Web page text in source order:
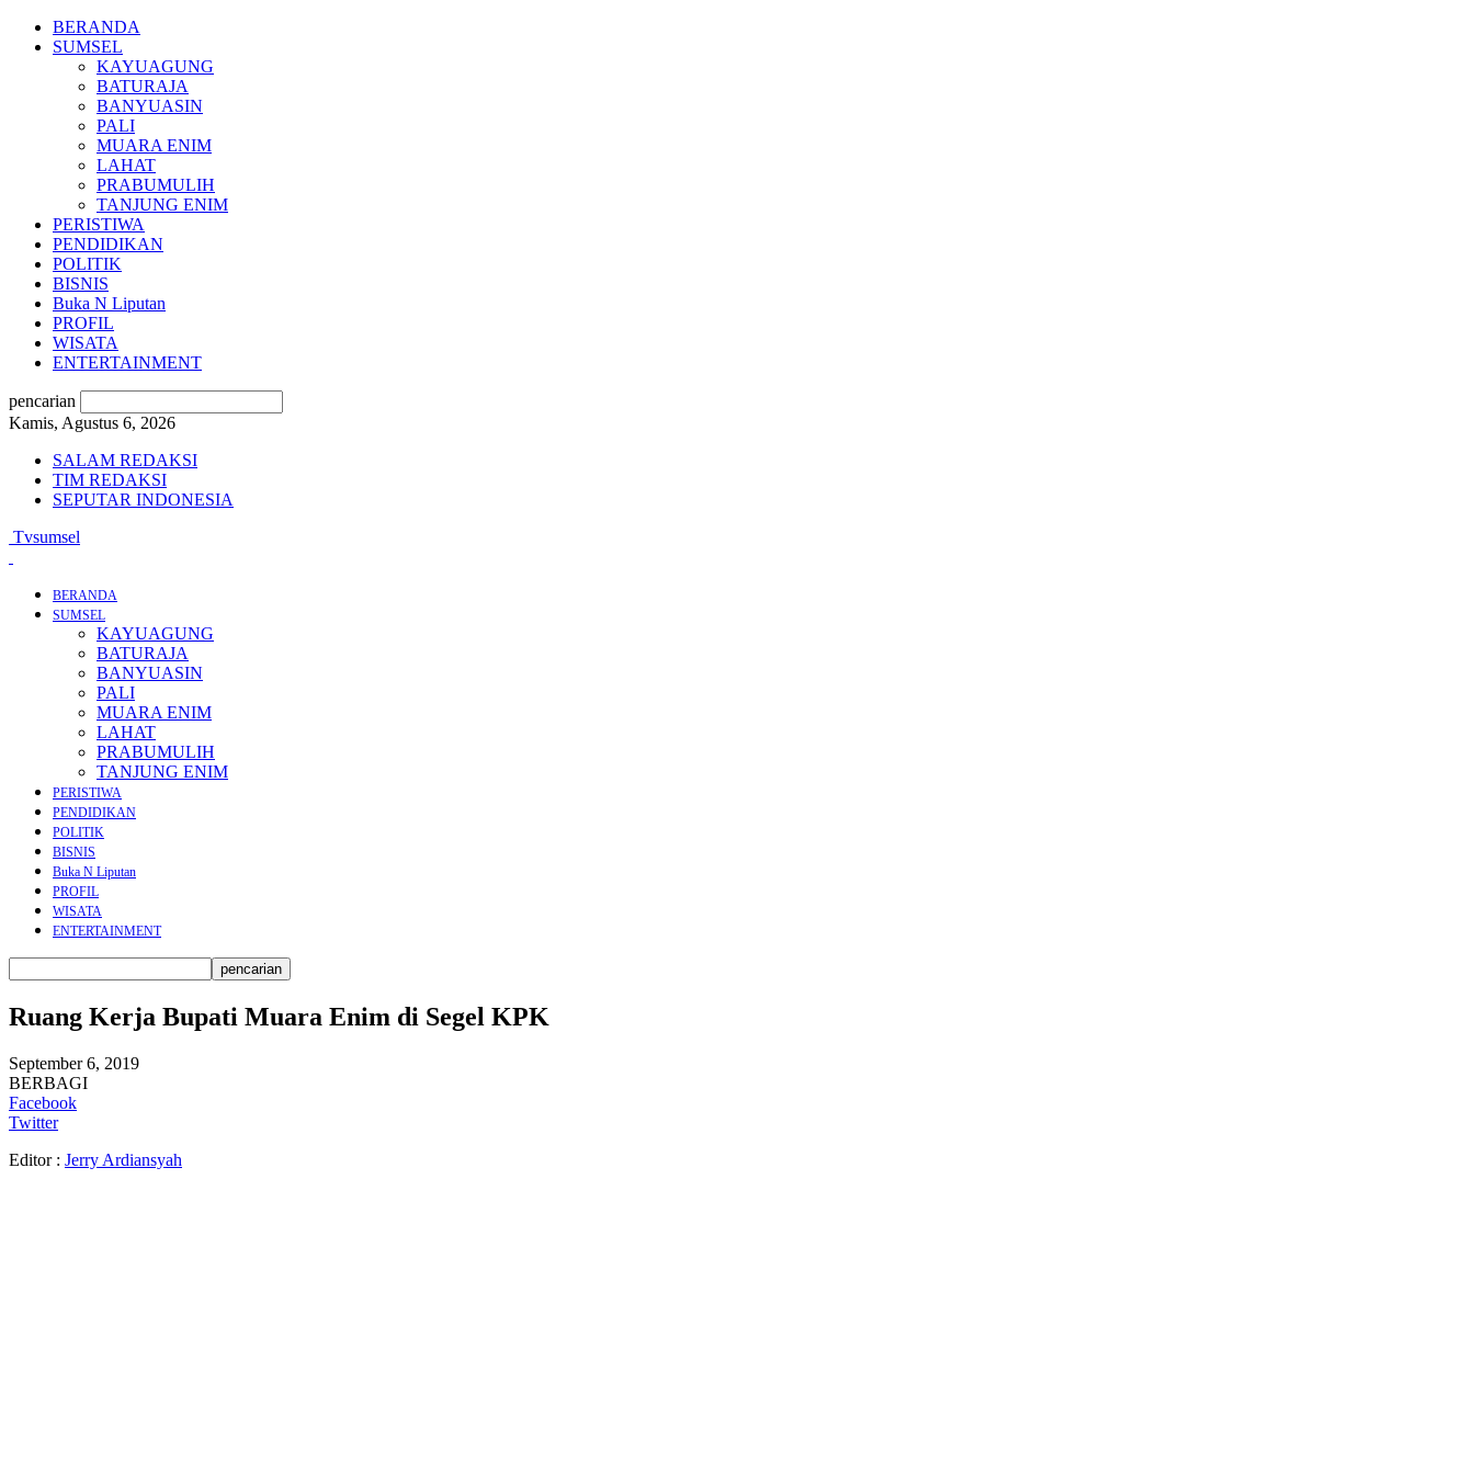
BERANDA
SUMSEL
KAYUAGUNG
BATURAJA
BANYUASIN
PALI
MUARA ENIM
LAHAT
PRABUMULIH
TANJUNG ENIM
PERISTIWA
PENDIDIKAN
POLITIK
BISNIS
Buka N Liputan
PROFIL
WISATA
ENTERTAINMENT
pencarian
Kamis, Agustus 6, 2026
SALAM REDAKSI
TIM REDAKSI
SEPUTAR INDONESIA
Tvsumsel
BERANDA
SUMSEL
KAYUAGUNG
BATURAJA
BANYUASIN
PALI
MUARA ENIM
LAHAT
PRABUMULIH
TANJUNG ENIM
PERISTIWA
PENDIDIKAN
POLITIK
BISNIS
Buka N Liputan
PROFIL
WISATA
ENTERTAINMENT
Ruang Kerja Bupati Muara Enim di Segel KPK
September 6, 2019
BERBAGI
Facebook
Twitter
Editor : Jerry Ardiansyah